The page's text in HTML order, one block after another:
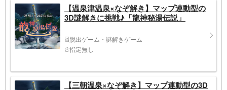
【温泉津温泉×なぞ解き】マップ連動型の
3D謎解きに挑戦♪「龍神秘湯伝説」
脱出ゲーム・謎解きゲーム
指定無し
【三朝温泉×なぞ解き】マップ連動型の3D